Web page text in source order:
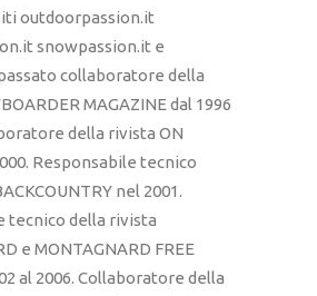
outdoorpassion.it
snowpassion.it e
collaboratore della
MAGAZINE dal 1996
della rivista ON
Responsabile tecnico
nel 2001.
tecnico della rivista
e MONTAGNARD FREE
al 2006. Collaboratore della